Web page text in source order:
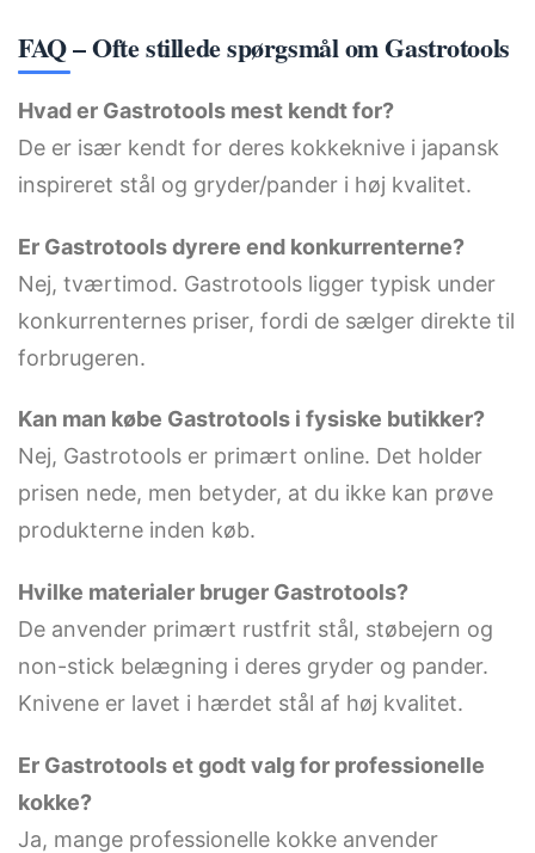
FAQ – Ofte stillede spørgsmål om Gastrotools
Hvad er Gastrotools mest kendt for?
De er især kendt for deres kokkeknive i japansk
inspireret stål og gryder/pander i høj kvalitet.
Er Gastrotools dyrere end konkurrenterne?
Nej, tværtimod. Gastrotools ligger typisk under
konkurrenternes priser, fordi de sælger direkte til
forbrugeren.
Kan man købe Gastrotools i fysiske butikker?
Nej, Gastrotools er primært online. Det holder
prisen nede, men betyder, at du ikke kan prøve
produkterne inden køb.
Hvilke materialer bruger Gastrotools?
De anvender primært rustfrit stål, støbejern og
non-stick belægning i deres gryder og pander.
Knivene er lavet i hærdet stål af høj kvalitet.
Er Gastrotools et godt valg for professionelle
kokke?
Ja, mange professionelle kokke anvender